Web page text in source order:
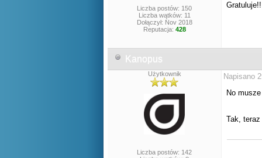
Liczba postów: 150
Liczba wątków: 11
Dołączył: Nov 2018
Reputacja: 428
Kanopus
Użytkownik
Liczba postów: 142
Napisano
No
Tak,